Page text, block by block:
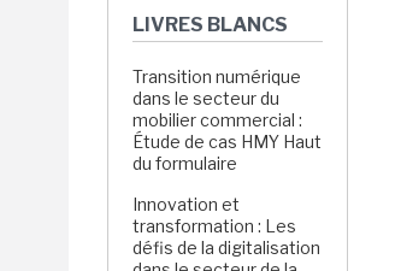
LIVRES BLANCS
Transition numérique
dans le secteur du
mobilier commercial :
Étude de cas HMY Haut
du formulaire
Innovation et
transformation : Les
défis de la digitalisation